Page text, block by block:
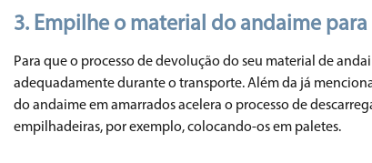
3. Empilhe o material do andaime
Para que o processo de devolução do seu material de
adequadamente durante o transporte. Além da já
do andaime em amarrados acelera o processo de
empilhadeiras, por exemplo, colocando-os em paletes.